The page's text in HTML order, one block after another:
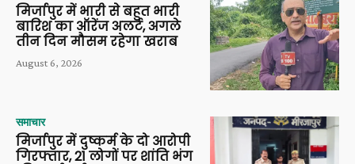
मिर्जापुर में भारी से बहुत भारी
बारिश का ऑरेंज अलर्ट, अगले
तीन दिन मौसम रहेगा खराब
August 6, 2026
समाचार
मिर्जापुर में दुष्कर्म के दो आरोपी
गिरफ्तार, 21 लोगों पर शांति भंग